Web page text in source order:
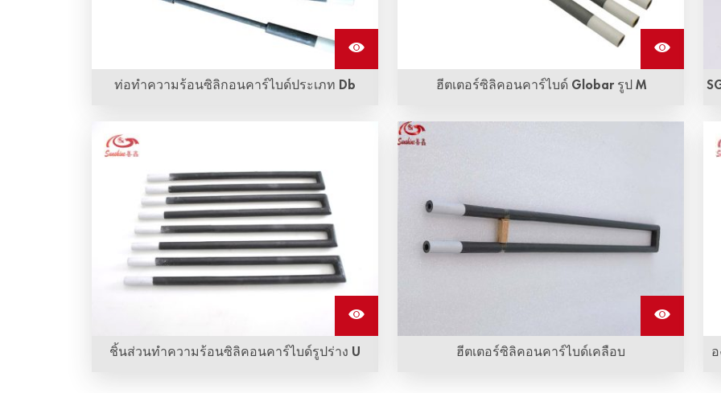
ท่อทําความร้อนซิลิกอนคาร์ไบด์ประเภท Db ฮีตเตอร์ซิลิคอนคาร์ไบด์ Globar รูป M
คุณภาพพรีเมี่ยม, การสนับสนุนเทคโนโลยีและ
บริการมืออาชีพ, การจัดส่งรวดเร็ว ตระหนักราย! องค์
ชิ้นส่วนทำความร้อนซิลิคอนคาร์ไบด์รูปร่าง U ฮีตเตอร์ซิลิคอนคาร์ไบด์เคลือบ